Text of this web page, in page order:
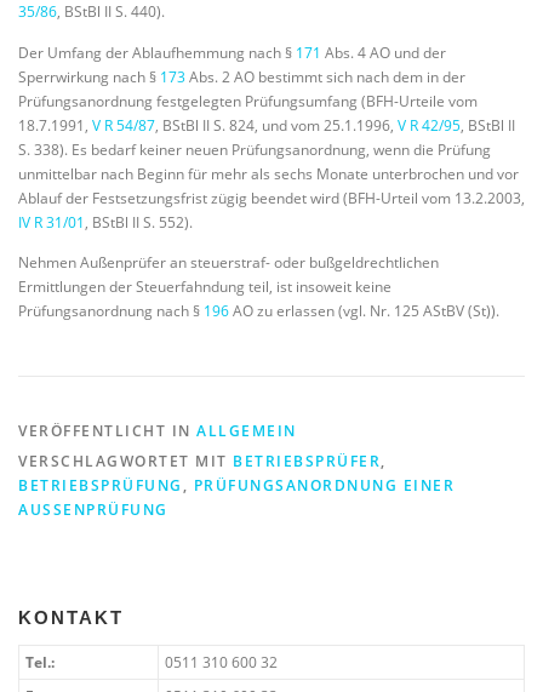
35/86, BStBl II S. 440).
Der Umfang der Ablaufhemmung nach § 171 Abs. 4 AO und der
Sperrwirkung nach § 173Abs. 2 AO bestimmt sich nach dem in der
Prüfungsanordnung festgelegten Prüfungsumfang (BFH-Urteile vom
18.7.1991, V R 54/87, BStBl II S. 824, und vom 25.1.1996, V R 42/95, BStBl II
S. 338). Es bedarf keiner neuen Prüfungsanordnung, wenn die Prüfung
unmittelbar nach Beginn für mehr als sechs Monate unterbrochen und vor
Ablauf der Festsetzungsfrist zügig beendet wird (BFH-Urteil vom 13.2.2003,
IV R 31/01, BStBl II S. 552).
Nehmen Außenprüfer an steuerstraf- oder bußgeldrechtlichen
Ermittlungen der Steuerfahndung teil, ist insoweit keine
Prüfungsanordnung nach § 196AO zu erlassen (vgl. Nr. 125 AStBV (St)).
VERÖFFENTLICHT IN ALLGEMEIN
VERSCHLAGWORTET MIT BETRIEBSPRÜFER,
BETRIEBSPRÜFUNG , PRÜFUNGSANORDNUNG EINER
AUSSENPRÜFUNG
KONTAKT
Tel.:
0511 310 600 32